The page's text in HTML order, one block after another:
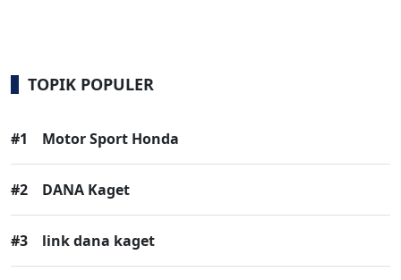
TOPIK POPULER
#1 Motor Sport Honda
#2 DANA Kaget
#3 link dana kaget